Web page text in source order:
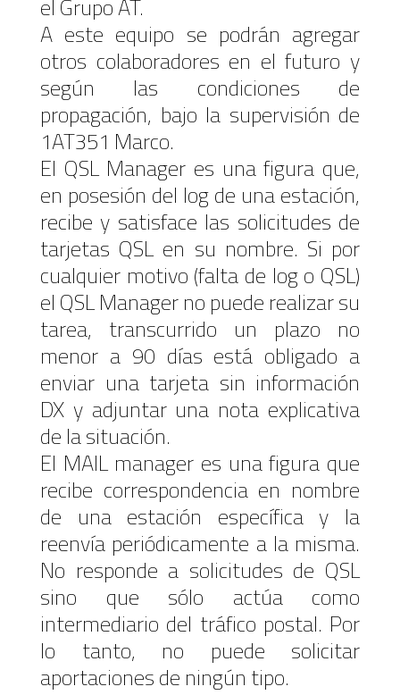
el Grupo AT.
A este equipo se podrán agregar
otros colaboradores en el futuro y
según las condiciones de
propagación, bajo la supervisión de
1AT351 Marco.
El QSL Manager es una figura que,
en posesión del log de una estación,
recibe y satisface las solicitudes de
tarjetas QSL en su nombre. Si por
cualquier motivo (falta de log o QSL)
el QSL Manager no puede realizar su
tarea, transcurrido un plazo no
menor a 90 días está obligado a
enviar una tarjeta sin información
DX y adjuntar una nota explicativa
de la situación.
El MAIL manager es una figura que
recibe correspondencia en nombre
de una estación específica y la
reenvía periódicamente a la misma.
No responde a solicitudes de QSL
sino que sólo actúa como
intermediario del tráfico postal. Por
lo tanto, no puede solicitar
aportaciones de ningún tipo.